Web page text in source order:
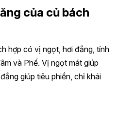
của củ bách
hợp có vị ngọt, hơi đắng, tính
và Phế. Vị ngọt mát giúp
giúp tiêu phiền, chỉ khái